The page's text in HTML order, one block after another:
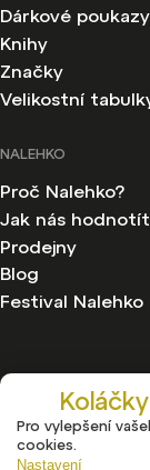
Pro vylepšení
cookies.
Nastavení
Dárkové poukazy
Knihy
Značky
Velikostní
NALEHKO
Proč Nalehko?
Jak nás
Prodejny
Blog
Festival Nalehko
Copyright 2026
Upravit nastavení